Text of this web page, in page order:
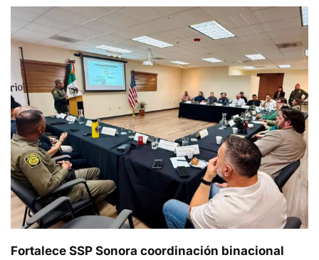
Fortalece SSP Sonora coordinación binacional